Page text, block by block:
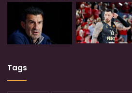
Tags